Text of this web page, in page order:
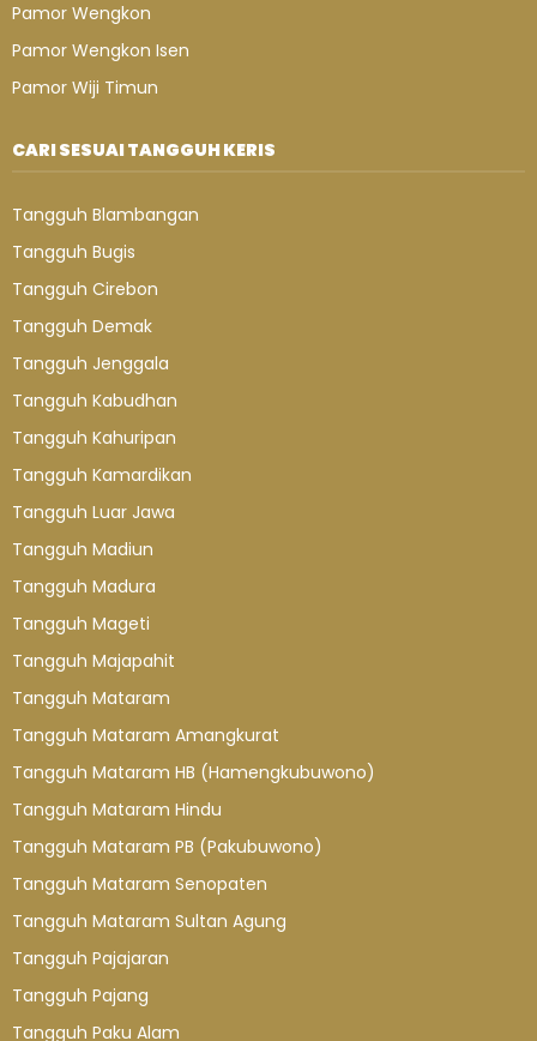
Pamor Wengkon
Pamor Wengkon Isen
Pamor Wiji Timun
CARI SESUAI TANGGUH KERIS
Tangguh Blambangan
Tangguh Bugis
Tangguh Cirebon
Tangguh Demak
Tangguh Jenggala
Tangguh Kabudhan
Tangguh Kahuripan
Tangguh Kamardikan
Tangguh Luar Jawa
Tangguh Madiun
Tangguh Madura
Tangguh Mageti
Tangguh Majapahit
Tangguh Mataram
Tangguh Mataram Amangkurat
Tangguh Mataram HB (Hamengkubuwono)
Tangguh Mataram Hindu
Tangguh Mataram PB (Pakubuwono)
Tangguh Mataram Senopaten
Tangguh Mataram Sultan Agung
Tangguh Pajajaran
Tangguh Pajang
Tangguh Paku Alam